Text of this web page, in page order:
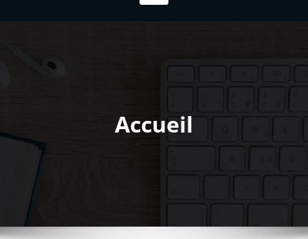
Accueil